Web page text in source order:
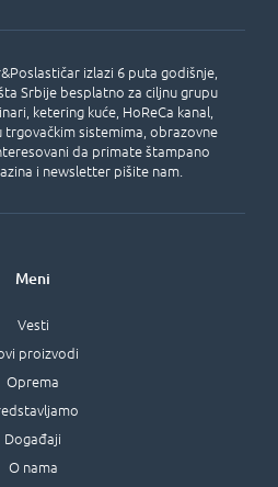
izlazi 6 puta godišnje,
Srbije besplatno za ciljnu grupu
ketering kuće, HoReCa kanal,
trgovačkim sistemima, obrazovne
da primate štampano
i newsletter pišite nam.
Meni
Vesti
proizvodi
Oprema
Događaji
O nama